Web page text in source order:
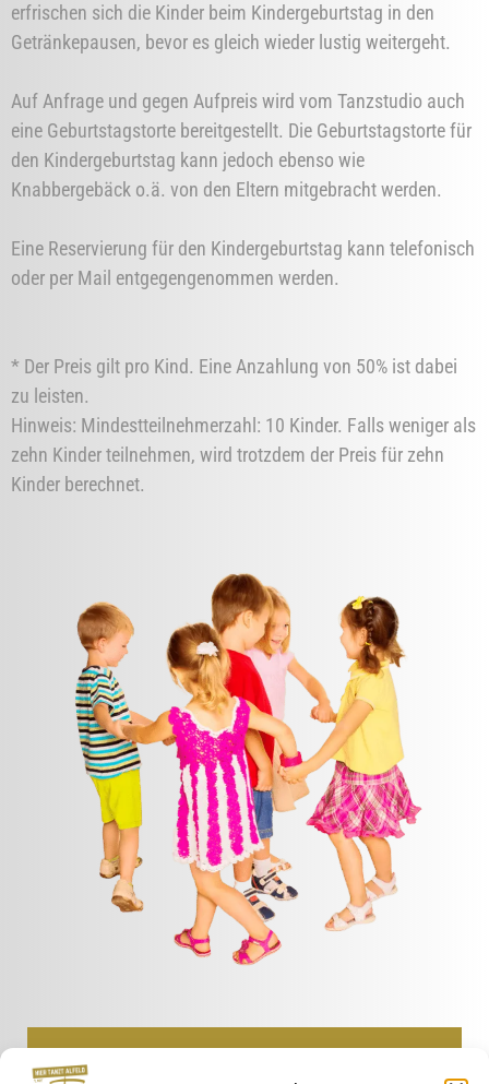
erfrischen sich die Kinder beim Kindergeburtstag in den
Getränkepausen, bevor es gleich wieder lustig weitergeht.
Auf Anfrage und gegen Aufpreis wird vom Tanzstudio auch
eine Geburtstagstorte bereitgestellt. Die Geburtstagstorte für
den Kindergeburtstag kann jedoch ebenso wie
Knabbergebäck o.ä. von den Eltern mitgebracht werden.
Eine Reservierung für den Kindergeburtstag kann telefonisch
oder per Mail entgegengenommen werden.
* Der Preis gilt pro Kind. Eine Anzahlung von 50% ist dabei
zu leisten.
Hinweis: Mindestteilnehmerzahl: 10 Kinder. Falls weniger als
zehn Kinder teilnehmen, wird trotzdem der Preis für zehn
Kinder berechnet.